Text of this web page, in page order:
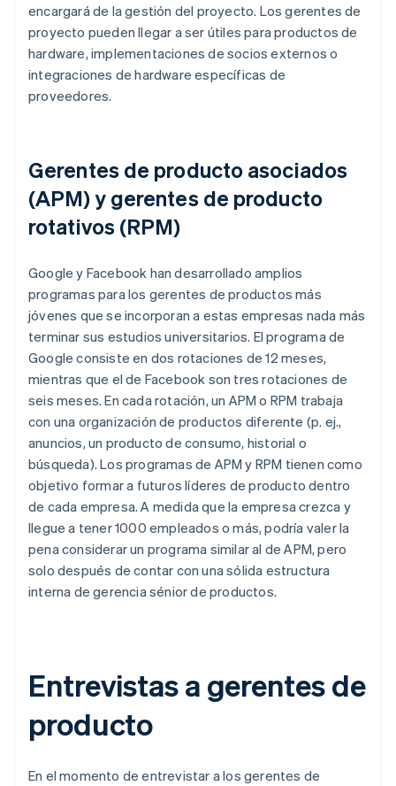
encargará de la gestión del proyecto. Los gerentes de
proyecto pueden llegar a ser útiles para productos de
hardware, implementaciones de socios externos o
integraciones de hardware específicas de
proveedores.
Gerentes de producto asociados
(APM) y gerentes de producto
rotativos (RPM)
Google y Facebook han desarrollado amplios
programas para los gerentes de productos más
jóvenes que se incorporan a estas empresas nada más
terminar sus estudios universitarios. El programa de
Google consiste en dos rotaciones de 12 meses,
mientras que el de Facebook son tres rotaciones de
seis meses. En cada rotación, un APM o RPM trabaja
con una organización de productos diferente (p. ej.,
anuncios, un producto de consumo, historial o
búsqueda). Los programas de APM y RPM tienen como
objetivo formar a futuros líderes de producto dentro
de cada empresa. A medida que la empresa crezca y
llegue a tener 1000 empleados o más, podría valer la
pena considerar un programa similar al de APM, pero
solo después de contar con una sólida estructura
interna de gerencia sénior de productos.
Entrevistas a gerentes de
producto
En el momento de entrevistar a los gerentes de